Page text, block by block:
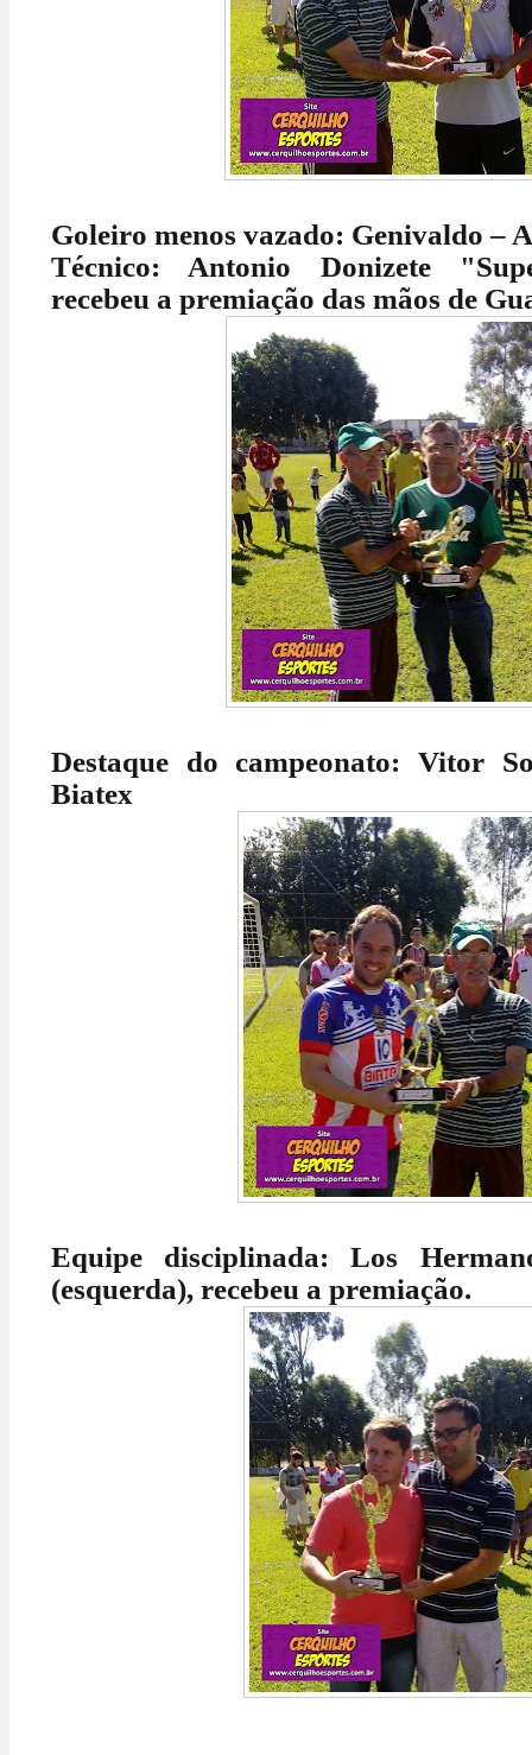
Goleiro menos vazado: Genivaldo –
Técnico: Antonio Donizete
recebeu a premiação das mãos de
Destaque do campeonato: Vitor
Biatex
Equipe disciplinada: Los
(esquerda), recebeu a premiação.